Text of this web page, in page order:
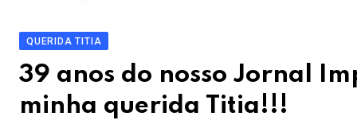
QUERIDA TITIA
39 anos do nosso Jornal
minha querida Titia!!!